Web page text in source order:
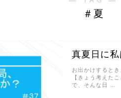
＃夏
真夏日に
お出かけすると
【きょう考えた
で、そんな日 …